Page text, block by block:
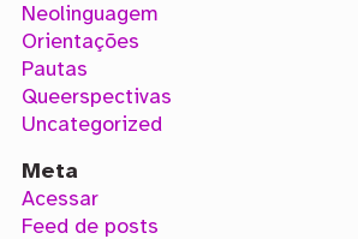
Neolinguagem
Orientações
Pautas
Queerspectivas
Uncategorized
Meta
Acessar
Feed de posts